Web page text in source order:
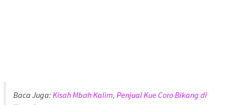
Baca Juga: Kisah Mbah Kalim, Penjual Kue Coro Bikang di